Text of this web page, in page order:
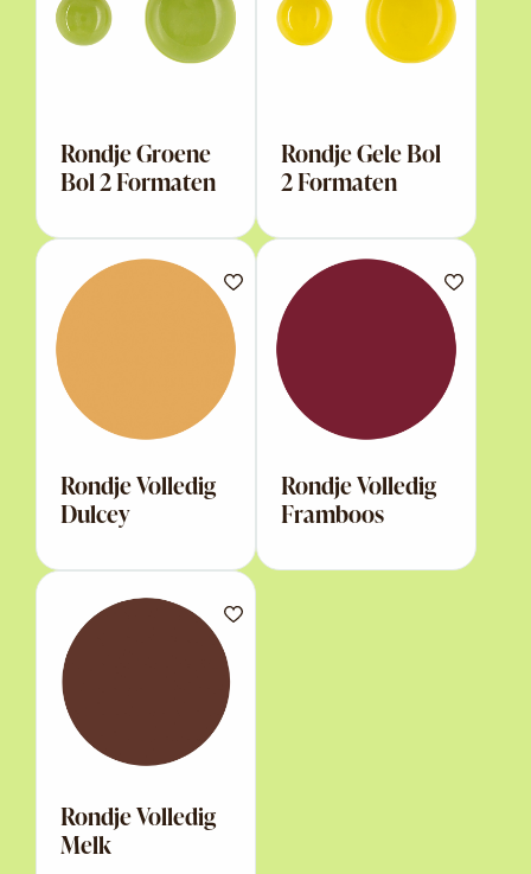
Rondje Groene
Bol 2 Formaten
Rondje Gele Bol
2 Formaten
Rondje Volledig
Dulcey
Rondje Volledig
Framboos
Rondje Volledig
Melk